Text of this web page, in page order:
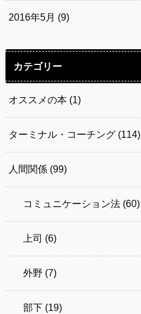
2016年5月 (9)
カテゴリー
オススメの本 (1)
ターミナル・コーチング (114)
人間関係 (99)
コミュニケーション法 (60)
上司 (6)
外野 (7)
部下 (19)